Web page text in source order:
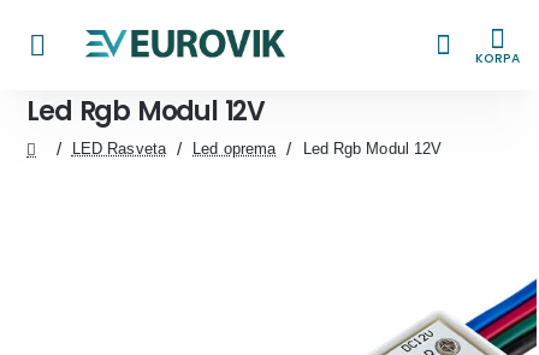
KORPA
Led Rgb Modul 12V
LED Rasveta Led oprema Led Rgb Modul 12V